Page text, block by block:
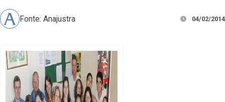
Fonte: Anajustra 04/02/2014